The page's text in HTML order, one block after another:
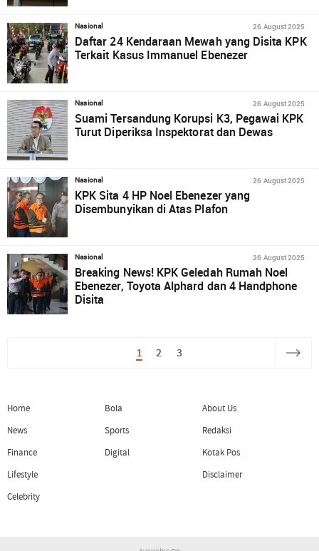
Nasional 26 August 2025
Daftar 24 Kendaraan Mewah yang Disita KPK
Terkait Kasus Immanuel Ebenezer
Nasional 26 August 2025
Suami Tersandung Korupsi K3, Pegawai KPK
Turut Diperiksa Inspektorat dan Dewas
Nasional 26 August 2025
KPK Sita 4 HP Noel Ebenezer yang
Disembunyikan di Atas Plafon
Nasional 26 August 2025
Breaking News! KPK Geledah Rumah Noel
Ebenezer, Toyota Alphard dan 4 Handphone
Disita
1 2 3
Home
News
Finance
Lifestyle
Celebrity
Bola
Sports
Digital
About Us
Redaksi
Kotak Pos
Disclaimer